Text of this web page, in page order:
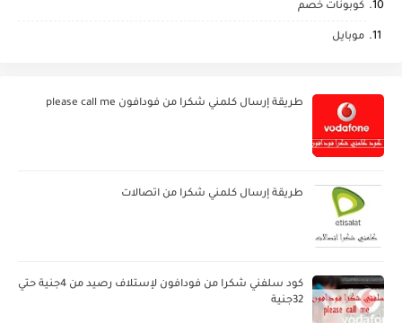
كوبونات خصم
موبايل
طريقة إرسال كلمني شكرا من فودافون please call me
طريقة إرسال كلمني شكرا من اتصالات
كود سلفني شكرا من فودافون لإستلاف رصيد من 4جنية حتي
32جنية